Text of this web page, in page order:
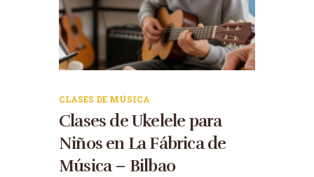
CLASES DE MÚSICA
Clases de Ukelele para
Niños en La Fábrica de
Música – Bilbao